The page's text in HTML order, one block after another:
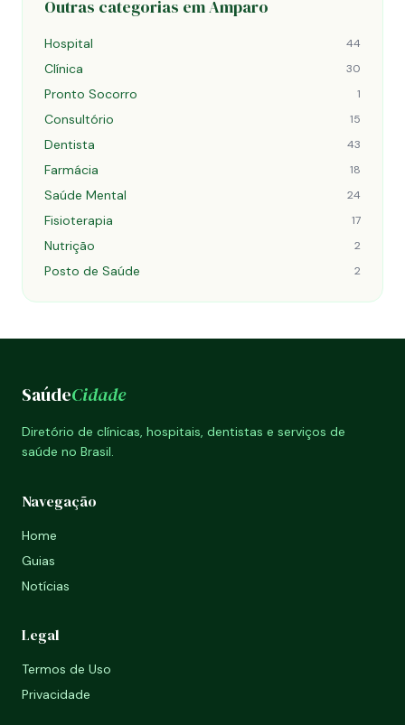
Outras categorias em Amparo
Hospital 44
Clínica 30
Pronto Socorro 1
Consultório 15
Dentista 43
Farmácia 18
Saúde Mental 24
Fisioterapia 17
Nutrição 2
Posto de Saúde 2
SaúdeCidade
Diretório de clínicas, hospitais, dentistas e serviços de
saúde no Brasil.
Navegação
Home
Guias
Notícias
Legal
Termos de Uso
Privacidade